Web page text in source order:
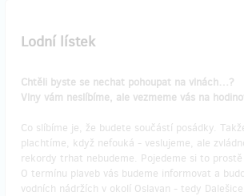
Lodní lístek
Chtěli byste se nechat pohoupat na vlnách…?
Vlny vám neslíbíme, ale vezmeme vás na
Co slíbíme je, že budete součástí posádky.
plachtíme, když nefouká - veslujeme, ale
rekordy trhat nebudeme. Pojedeme si to
O termínu plaveb vás budeme informovat a
vodních nádržích v okolí Oslavan - tedy